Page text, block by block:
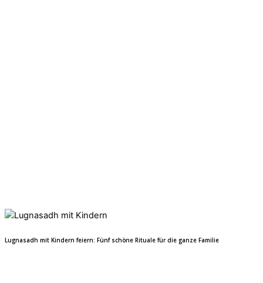
Lugnasadh mit Kindern feiern: Fünf schöne Rituale für die ganze Familie